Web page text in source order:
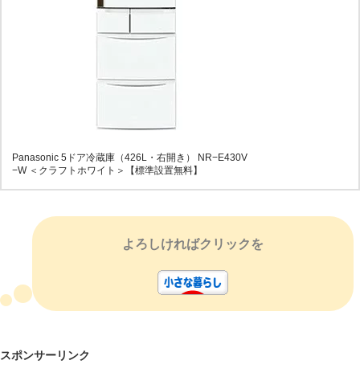
Panasonic 5ドア冷蔵庫（426L・右開き） NR−E430V
−W ＜クラフトホワイト＞【標準設置無料】
よろしければクリックを
スポンサーリンク